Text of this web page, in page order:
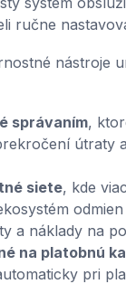
ručne
nástroje
správaním,
útraty
siete, kde
a náklady na
na platobnú
pri